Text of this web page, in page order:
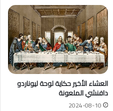
العشاء الأخير حكاية لوحة ليوناردو
دافنشي الملعونة
2024-08-10